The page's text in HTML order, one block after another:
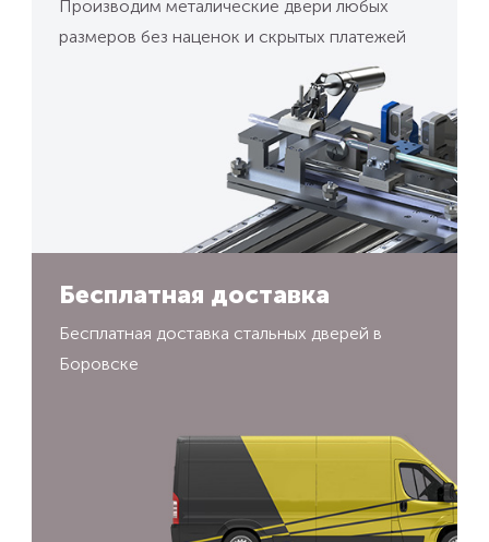
Производим металические двери любых
размеров без наценок и скрытых платежей
Бесплатная доставка
Бесплатная доставка стальных дверей в
Боровске